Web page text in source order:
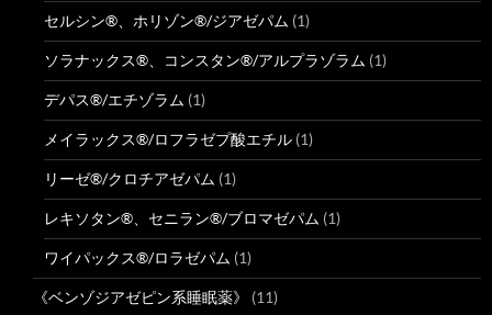
セルシン®、ホリゾン®/ジアゼパム (1)
ソラナックス®、コンスタン®/アルプラゾラム (1)
デパス®/エチゾラム (1)
メイラックス®/ロフラゼプ酸エチル (1)
リーゼ®/クロチアゼパム (1)
レキソタン®、セニラン®/ブロマゼパム (1)
ワイパックス®/ロラゼパム (1)
《ベンゾジアゼピン系睡眠薬》 (11)